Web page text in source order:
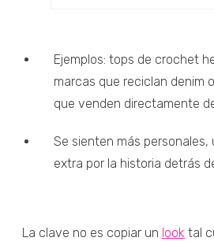
Ejemplos: tops de crochet
marcas que reciclan denim o
que venden directamente
Se sienten más
extra por la historia detrás
La clave no es copiar un look tal